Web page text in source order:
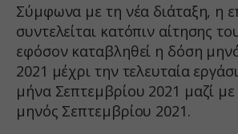
Σύμφωνα με τη νέα διάταξη, η
συντελείται κατόπιν αίτησης
εφόσον καταβληθεί η δόση
2021 μέχρι την τελευταία
μήνα Σεπτεμβρίου 2021 μαζί
μηνός Σεπτεμβρίου 2021.